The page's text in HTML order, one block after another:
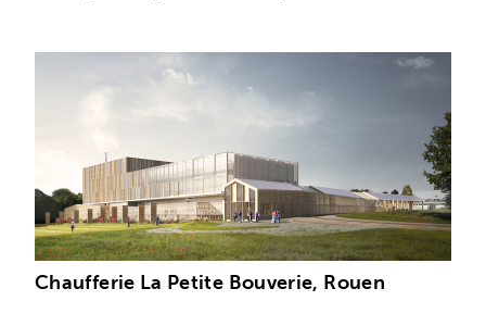
Chaufferie La Petite Bouverie, Rouen